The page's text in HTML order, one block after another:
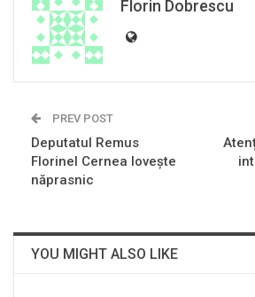
Florin Dobrescu
PREV POST
Deputatul Remus
Florinel Cernea lovește
năprasnic
YOU MIGHT ALSO LIKE